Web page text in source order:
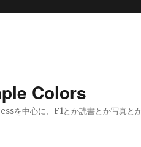
Colors
を中心に、F1とか読書とか写真と